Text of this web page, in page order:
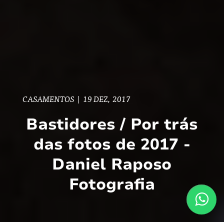
CASAMENTOS | 19 DEZ, 2017
Bastidores / Por trás
das fotos de 2017 -
Daniel Raposo
Fotografia